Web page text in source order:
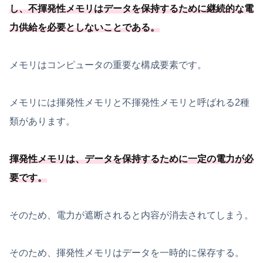
し、不揮発性メモリはデータを保持するために継続的な電
力供給を必要としないことである。
メモリはコンピュータの重要な構成要素です。
メモリには揮発性メモリと不揮発性メモリと呼ばれる2種
類があります。
揮発性メモリは、データを保持するために一定の電力が必
要です。
そのため、電力が遮断されると内容が消去されてしまう。
そのため、揮発性メモリはデータを一時的に保存する。